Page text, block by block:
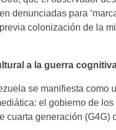
denunciadas para
colonización de la
a la guerra
se manifiesta
el gobierno de
cuarta generación